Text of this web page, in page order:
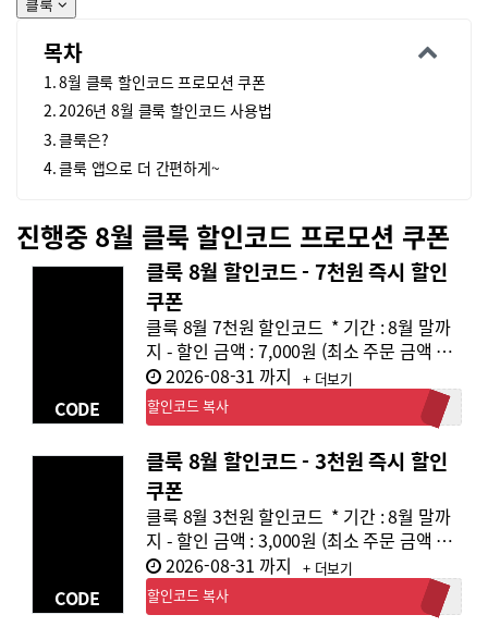
클룩
목차
8월 클룩 할인코드 프로모션 쿠폰
2026년 8월 클룩 할인코드 사용법
클룩은?
클룩 앱으로 더 간편하게~
진행중 8월 클룩 할인코드 프로모션 쿠폰
CODE
클룩 8월 할인코드 - 7천원 즉시 할인
쿠폰
클룩 8월 7천원 할인코드 * 기간 : 8월 말까
지 - 할인 금액 : 7,000원 (최소 주문 금액 30
만원) * 코드명 :클룩할인7000 * 특이사항 -
일부 상품을 제외한 모든 상품에서 사용 가
능합니다.
2026-08-31 까지
+ 더보기
할인코드 복사
클룩할인7000
CODE
클룩 8월 할인코드 - 3천원 즉시 할인
쿠폰
클룩 8월 3천원 할인코드 * 기간 : 8월 말까
지 - 할인 금액 : 3,000원 (최소 주문 금액 10
만원) * 코드명 :클룩할인3천원 * 특이사항 -
일부 상품을 제외한 모든 상품에서 사용 가
능합니다.
2026-08-31 까지
+ 더보기
할인코드 복사
클룩할인3000